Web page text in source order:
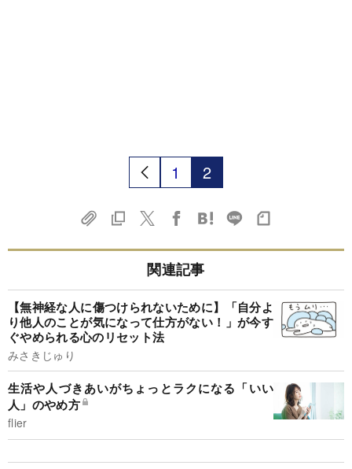
1 2
関連記事
【無神経な人に傷つけられないために】「自分よ
り他人のことが気になって仕方がない！」が今す
ぐやめられる心のリセット法
みさきじゅり
生活や人づきあいがちょっとラクになる「いい
人」のやめ方
flier